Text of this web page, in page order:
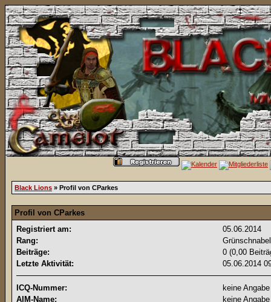
Black Lions » Profil von CParkes
Profil von CParkes
Registriert am:
05.06.2014
Rang:
Beiträge:
0 (0,00
Letzte Aktivität:
05.06.2014
ICQ-Nummer:
keine Angabe
AIM-Name:
keine Angabe